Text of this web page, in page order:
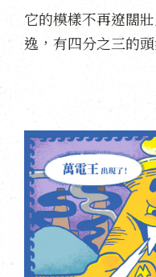
它的模樣不再遼闊
逸，有四分之三的